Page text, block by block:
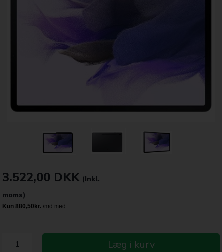
3.522,00 DKK (Inkl.
moms)
Læg i kurv